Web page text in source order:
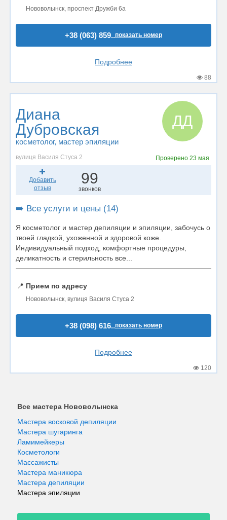
Нововолынск, проспект Дружби 6а
+38 (063) 859..показать номер
Подробнее
88
Диана
Дубровская
косметолог, мастер эпиляции
ДД
вулиця Василя Стуса 2 Проверено23 мая
Добавить
отзыв
99
звонков
➡️ Все услуги и цены (14)
Я косметолог и мастер депиляции и эпиляции, забочусь о
твоей гладкой, ухоженной и здоровой коже.
Индивидуальный подход, комфортные процедуры,
деликатность и стерильность все...
📍 Прием по адресу
Нововолынск, вулиця Василя Стуса 2
+38 (098) 616..показать номер
Подробнее
120
Все мастера Нововолынска
Мастера восковой депиляции
Мастера шугаринга
Ламимейкеры
Косметологи
Массажисты
Мастера маникюра
Мастера депиляции
Мастера эпиляции